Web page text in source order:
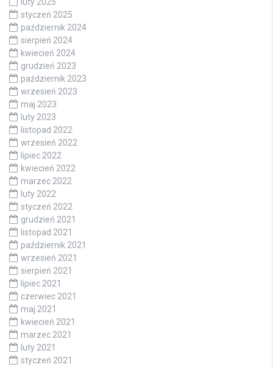
styczeń 2025
październik 2024
sierpień 2024
kwiecień 2024
grudzień 2023
październik 2023
wrzesień 2023
maj 2023
luty 2023
listopad 2022
wrzesień 2022
lipiec 2022
kwiecień 2022
marzec 2022
luty 2022
styczeń 2022
grudzień 2021
listopad 2021
październik 2021
wrzesień 2021
sierpień 2021
lipiec 2021
czerwiec 2021
maj 2021
kwiecień 2021
marzec 2021
luty 2021
styczeń 2021